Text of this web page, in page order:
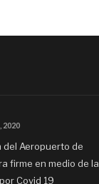
2020
del Aeropuerto de
firme en medio de la
Covid 19